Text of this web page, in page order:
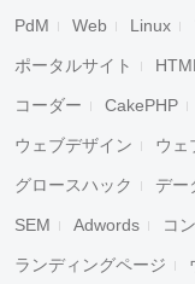
PdM Web Linux
ポータルサイト
コーダー CakePHP
ウェブデザイン ウェ
グロースハック デー
SEM Adwords コ
ランディングページ